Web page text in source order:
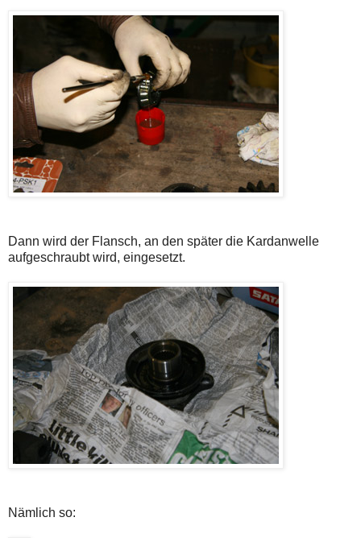
Dann wird der Flansch, an den später die Kardanwelle
aufgeschraubt wird, eingesetzt.
Nämlich so: